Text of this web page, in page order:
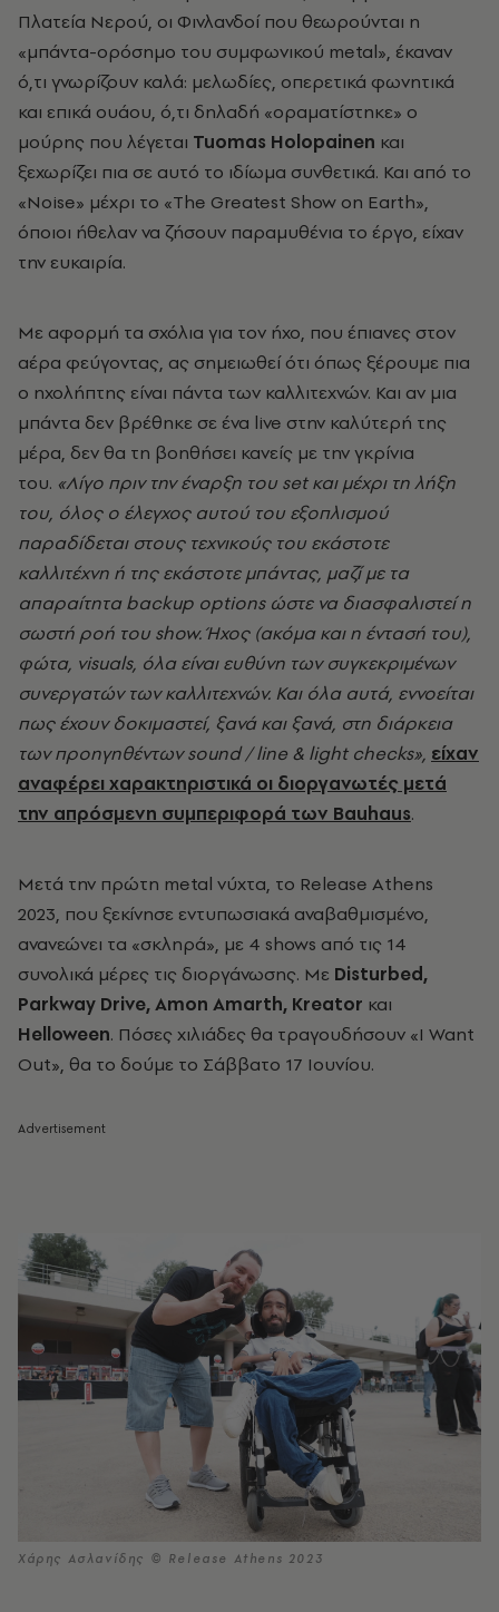
Πλατεία Νερού, οι Φινλανδοί που θεωρούνται η
«μπάντα-ορόσημο του συμφωνικού metal», έκαναν
ό,τι γνωρίζουν καλά: μελωδίες, οπερετικά φωνητικά
και επικά ουάου, ό,τι δηλαδή «οραματίστηκε» ο
μούρης που λέγεται Tuomas Holopainen και
ξεχωρίζει πια σε αυτό το ιδίωμα συνθετικά. Και από το
«Noise» μέχρι το «The Greatest Show on Earth»,
όποιοι ήθελαν να ζήσουν παραμυθένια το έργο, είχαν
την ευκαιρία.
Με αφορμή τα σχόλια για τον ήχο, που έπιανες στον
αέρα φεύγοντας, ας σημειωθεί ότι όπως ξέρουμε πια
ο ηχολήπτης είναι πάντα των καλλιτεχνών. Και αν μια
μπάντα δεν βρέθηκε σε ένα live στην καλύτερή της
μέρα, δεν θα τη βοηθήσει κανείς με την γκρίνια
του. «Λίγο πριν την έναρξη του set και μέχρι τη λήξη
του, όλος ο έλεγχος αυτού του εξοπλισμού
παραδίδεται στους τεχνικούς του εκάστοτε
καλλιτέχνη ή της εκάστοτε μπάντας, μαζί με τα
απαραίτητα backup options ώστε να διασφαλιστεί η
σωστή ροή του show. Ήχος (ακόμα και η έντασή του),
φώτα, visuals, όλα είναι ευθύνη των συγκεκριμένων
συνεργατών των καλλιτεχνών. Και όλα αυτά, εννοείται
πως έχουν δοκιμαστεί, ξανά και ξανά, στη διάρκεια
των προηγηθέντων sound / line & light checks», είχαν
αναφέρει χαρακτηριστικά οι διοργανωτές μετά
την απρόσμενη συμπεριφορά των Bauhaus.
Μετά την πρώτη metal νύχτα, το Release Athens
2023, που ξεκίνησε εντυπωσιακά αναβαθμισμένο,
ανανεώνει τα «σκληρά», με 4 shows από τις 14
συνολικά μέρες τις διοργάνωσης. Με Disturbed,
Parkway Drive, Amon Amarth, Kreator και
Helloween. Πόσες χιλιάδες θα τραγουδήσουν «I Want
Out», θα το δούμε το Σάββατο 17 Ιουνίου.
Χάρης Ασλανίδης © Release Athens 2023